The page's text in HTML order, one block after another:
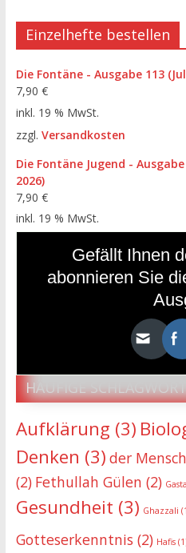
Einzelhefte bestellen
Die Fontäne - Ausgabe 113
7,90 €
inkl. 19 % MwSt.
zzgl. Versandkosten
Die Fontäne Jugend -
2026)
7,90 €
inkl. 19 % MwSt.
Die Fontäne - Ausgabe 112
HÄUFIGE
Aufklärung (3)
Denken (3) der Mensch
(2) Fethullah Gülen (2)
Gesundheit (3) Ghazzali
Gotteserkenntnis (2) Hafis
Gefällt Ihnen
abonnieren Sie